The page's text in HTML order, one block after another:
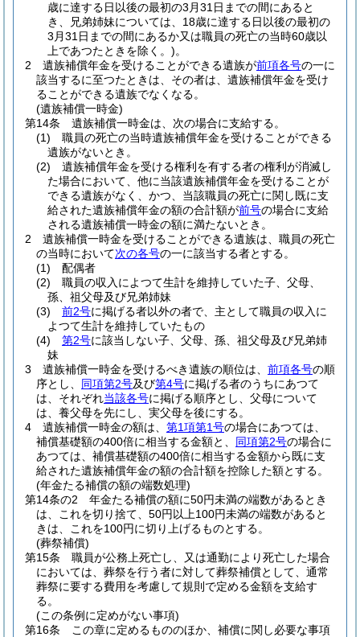
歳に達する日以後の最初の3月31日までの間にあると
き、兄弟姉妹については、18歳に達する日以後の最初の
3月31日までの間にあるか又は職員の死亡の当時60歳以
上であつたときを除く。)。
2
遺族補償年金を受けることができる遺族が前項各号の一に
該当するに至つたときは、その者は、遺族補償年金を受け
ることができる遺族でなくなる。
(遺族補償一時金)
第14条
遺族補償一時金は、次の場合に支給する。
(1)
職員の死亡の当時遺族補償年金を受けることができる
遺族がないとき。
(2)
遺族補償年金を受ける権利を有する者の権利が消滅し
た場合において、他に当該遺族補償年金を受けることが
できる遺族がなく、かつ、当該職員の死亡に関し既に支
給された遺族補償年金の額の合計額が前号の場合に支給
される遺族補償一時金の額に満たないとき。
2
遺族補償一時金を受けることができる遺族は、職員の死亡
の当時において次の各号の一に該当する者とする。
(1)
配偶者
(2)
職員の収入によつて生計を維持していた子、父母、
孫、祖父母及び兄弟姉妹
(3)
前2号に掲げる者以外の者で、主として職員の収入に
よつて生計を維持していたもの
(4)
第2号に該当しない子、父母、孫、祖父母及び兄弟姉
妹
3
遺族補償一時金を受けるべき遺族の順位は、 前項各号の順
序とし、 同項第2号及び第4号に掲げる者のうちにあつて
は、それぞれ当該各号に掲げる順序とし、父母について
は、養父母を先にし、実父母を後にする。
4
遺族補償一時金の額は、 第1項第1号の場合にあつては、
補償基礎額の400倍に相当する金額と、 同項第2号の場合に
あつては、補償基礎額の400倍に相当する金額から既に支
給された遺族補償年金の額の合計額を控除した額とする。
(年金たる補償の額の端数処理)
第14条の2
年金たる補償の額に50円未満の端数があるとき
は、これを切り捨て、50円以上100円未満の端数があると
きは、これを100円に切り上げるものとする。
(葬祭補償)
第15条
職員が公務上死亡し、又は通勤により死亡した場合
においては、葬祭を行う者に対して葬祭補償として、通常
葬祭に要する費用を考慮して規則で定める金額を支給す
る。
(この条例に定めがない事項)
第16条
この章に定めるもののほか、補償に関し必要な事項